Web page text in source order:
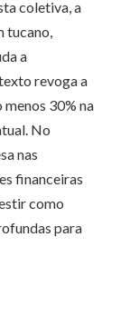
coletiva, a
tucano,
a
revoga a
30% na
No
nas
financeiras
como
para